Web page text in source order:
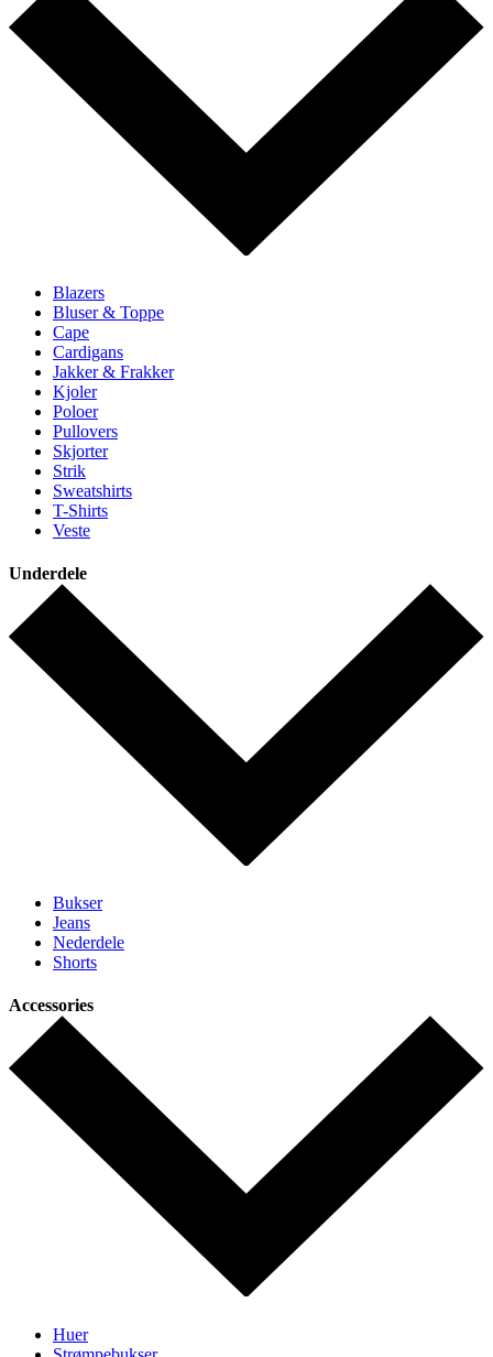
Blazers
Bluser & Toppe
Cape
Cardigans
Jakker & Frakker
Kjoler
Poloer
Pullovers
Skjorter
Strik
Sweatshirts
T-Shirts
Veste
Underdele
Bukser
Jeans
Nederdele
Shorts
Accessories
Huer